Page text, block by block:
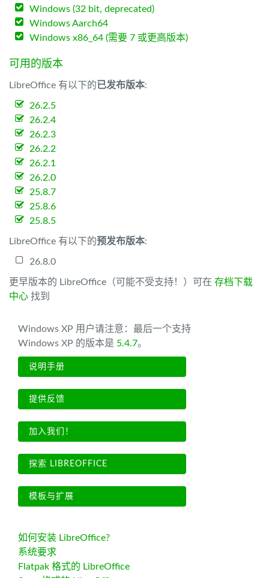
Windows (32 bit, deprecated)
Windows Aarch64
Windows x86_64 (需要 7 或更高版本)
可用的版本
LibreOffice 有以下的已发布版本:
26.2.5
26.2.4
26.2.3
26.2.2
26.2.1
26.2.0
25.8.7
25.8.6
25.8.5
LibreOffice 有以下的预发布版本:
26.8.0
更早版本的 LibreOffice（可能不受支持！）可在 存档下载
中心 找到
Windows XP 用户请注意：最后一个支持
Windows XP 的版本是 5.4.7。
说明手册
提供反馈
加入我们！
探索 LIBREOFFICE
模板与扩展
如何安装 LibreOffice?
系统要求
Flatpak 格式的 LibreOffice